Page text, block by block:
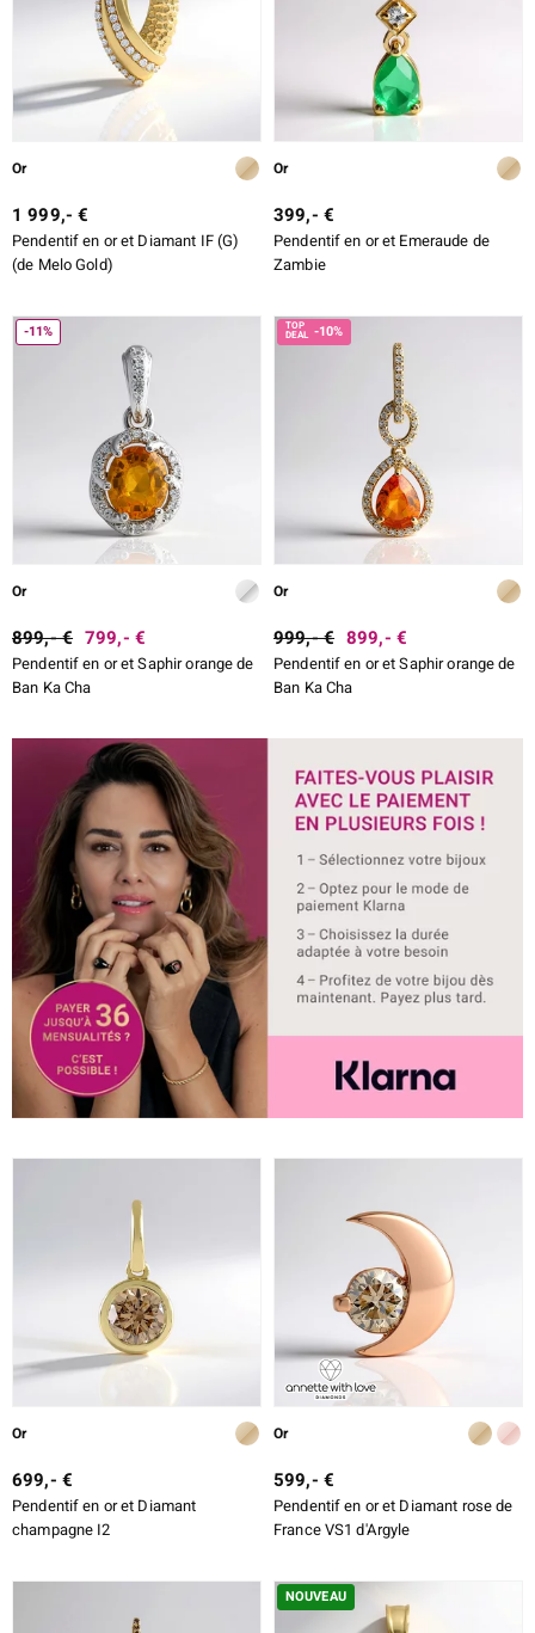
Or
1 999,- €
Pendentif en or et Diamant IF (G)
(de Melo Gold)
Or
399,- €
Pendentif en or et Emeraude de
Zambie
-11%
Or
899,- € 799,- €
Pendentif en or et Saphir orange de
Ban Ka Cha
-10%
Or
999,- € 899,- €
Pendentif en or et Saphir orange de
Ban Ka Cha
Or
699,- €
Pendentif en or et Diamant
champagne I2
Or
599,- €
Pendentif en or et Diamant rose de
France VS1 d'Argyle
NOUVEAU